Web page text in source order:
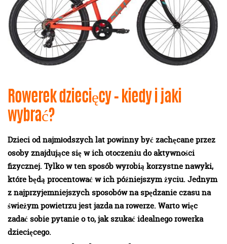
Rowerek dziecięcy – kiedy i jaki
wybrać?
Dzieci od najmłodszych lat powinny być zachęcane przez
osoby znajdujące się w ich otoczeniu do aktywności
fizycznej. Tylko w ten sposób wyrobią korzystne nawyki,
które będą procentować w ich późniejszym życiu. Jednym
z najprzyjemniejszych sposobów na spędzanie czasu na
świeżym powietrzu jest jazda na rowerze. Warto więc
zadać sobie pytanie o to, jak szukać idealnego rowerka
dziecięcego.